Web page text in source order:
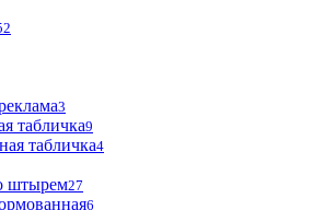
3
табличка9
табличка4
штырем27
6